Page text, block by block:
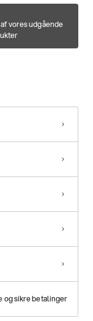
vores udgående
og sikre betalinger